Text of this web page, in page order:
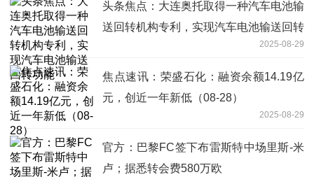
头条焦点：大连奥托取得一种汽车电池输
送回转机构专利，实现汽车电池输送回转
2025-08-29
焦点速讯：荣盛石化：融资余额14.19亿
元，创近一年新低（08-28）
2025-08-29
官方：巴黎FC签下布雷斯特中场里斯-米
卢；据悉转会费580万欧